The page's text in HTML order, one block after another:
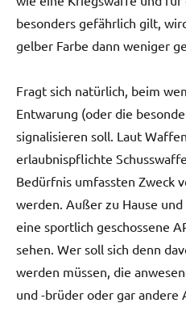
besonders gefährlich gilt,
gelber Farbe dann weniger
Fragt sich natürlich, beim
Entwarung (oder die
signalisieren soll. Laut
erlaubnispflichte
Bedürfnis umfassten Zweck
werden. Außer zu Hause
eine sportlich geschossene
sehen. Wer soll sich denn
werden müssen, die
und -brüder oder gar andere